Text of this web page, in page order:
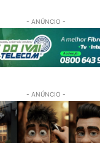
- ANÚNCIO -
- ANÚNCIO -